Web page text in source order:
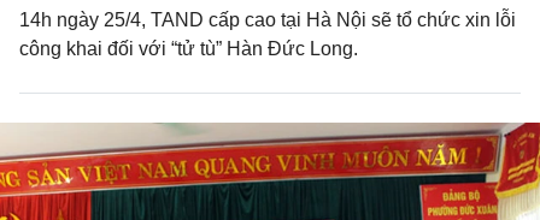
14h ngày 25/4, TAND cấp cao tại Hà Nội sẽ tổ chức xin lỗi
công khai đối với “tử tù” Hàn Đức Long.